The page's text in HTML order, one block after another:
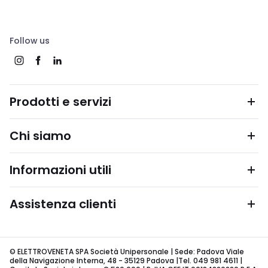
Follow us
Prodotti e servizi
Chi siamo
Informazioni utili
Assistenza clienti
© ELETTROVENETA SPA Società Unipersonale | Sede: Padova Viale
della Navigazione Interna, 48 - 35129 Padova |Tel. 049 981 4611 |